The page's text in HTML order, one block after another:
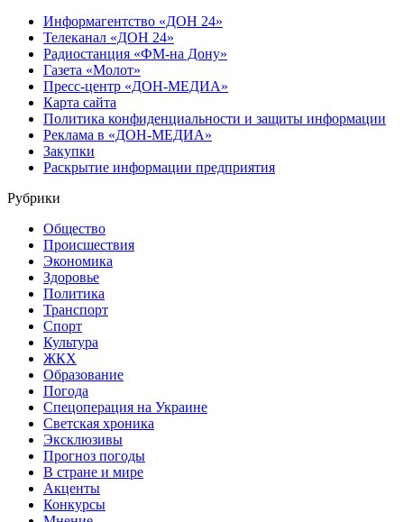
Информагентство «ДОН 24»
Телеканал «ДОН 24»
Радиостанция «ФМ-на Дону»
Газета «Молот»
Пресс-центр «ДОН-МЕДИА»
Карта сайта
Политика конфиденциальности и защиты информации
Реклама в «ДОН-МЕДИА»
Закупки
Раскрытие информации предприятия
Рубрики
Общество
Происшествия
Экономика
Здоровье
Политика
Транспорт
Спорт
Культура
ЖКХ
Образование
Погода
Спецоперация на Украине
Светская хроника
Эксклюзивы
Прогноз погоды
В стране и мире
Акценты
Конкурсы